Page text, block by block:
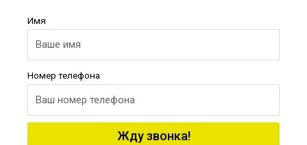
Имя
Номер телефона
Жду звонка!